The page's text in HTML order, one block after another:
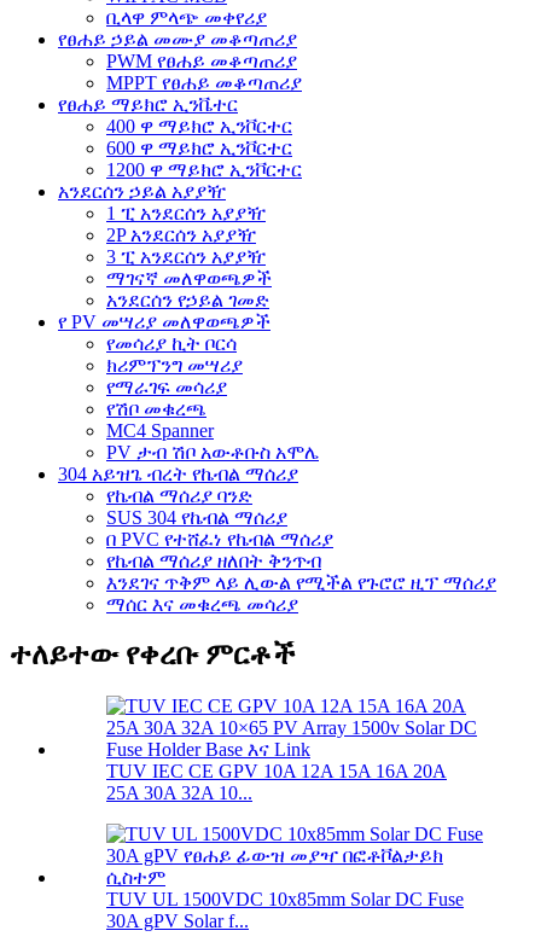
ቢላዋ ምላጭ መቀየሪያ
የፀሐይ ኃይል መሙያ መቆጣጠሪያ
PWM የፀሐይ መቆጣጠሪያ
MPPT የፀሐይ መቆጣጠሪያ
የፀሐይ ማይክሮ ኢንቬተር
400 ዋ ማይክሮ ኢንቮርተር
600 ዋ ማይክሮ ኢንቮርተር
1200 ዋ ማይክሮ ኢንቮርተር
አንደርሰን ኃይል አያያዥ
1 ፒ አንደርሰን አያያዥ
2P አንደርሰን አያያዥ
3 ፒ አንደርሰን አያያዥ
ማገናኛ መለዋወጫዎች
አንደርሰን የኃይል ገመድ
የ PV መሣሪያ መለዋወጫዎች
የመሳሪያ ኪት ቦርሳ
ክሪምፕንግ መሣሪያ
የማራገፍ መሳሪያ
የሽቦ መቁረጫ
MC4 Spanner
PV ታብ ሽቦ አውቶቡስ አሞሌ
304 አይዝጌ ብረት የኬብል ማሰሪያ
የኬብል ማሰሪያ ባንድ
SUS 304 የኬብል ማሰሪያ
በ PVC የተሸፈነ የኬብል ማሰሪያ
የኬብል ማሰሪያ ዘለበት ቅንጥብ
እንደገና ጥቅም ላይ ሊውል የሚችል የጉሮሮ ዚፕ ማሰሪያ
ማሰር እና መቁረጫ መሳሪያ
ተለይተው የቀረቡ ምርቶች
TUV IEC CE GPV 10A 12A 15A 16A 20A
25A 30A 32A 10...
TUV UL 1500VDC 10x85mm Solar DC Fuse
30A gPV Solar f...